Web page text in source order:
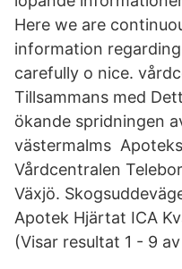
Here we are
information
carefully o nice.
Tillsammans med
ökande spridningen
västermalms
Vårdcentralen
Växjö.
Apotek Hjärtat ICA
(Visar resultat 1 - 9